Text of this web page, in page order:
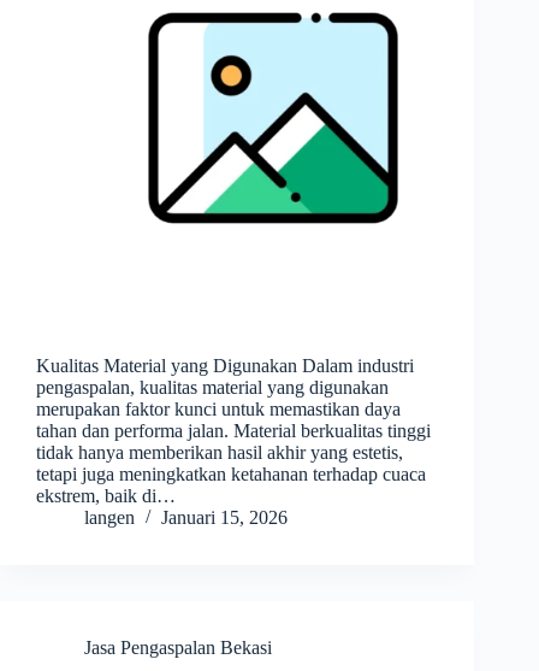
Kualitas Material yang Digunakan Dalam industri
pengaspalan, kualitas material yang digunakan
merupakan faktor kunci untuk memastikan daya
tahan dan performa jalan. Material berkualitas tinggi
tidak hanya memberikan hasil akhir yang estetis,
tetapi juga meningkatkan ketahanan terhadap cuaca
ekstrem, baik di…
langen
Januari 15, 2026
Jasa Pengaspalan Bekasi